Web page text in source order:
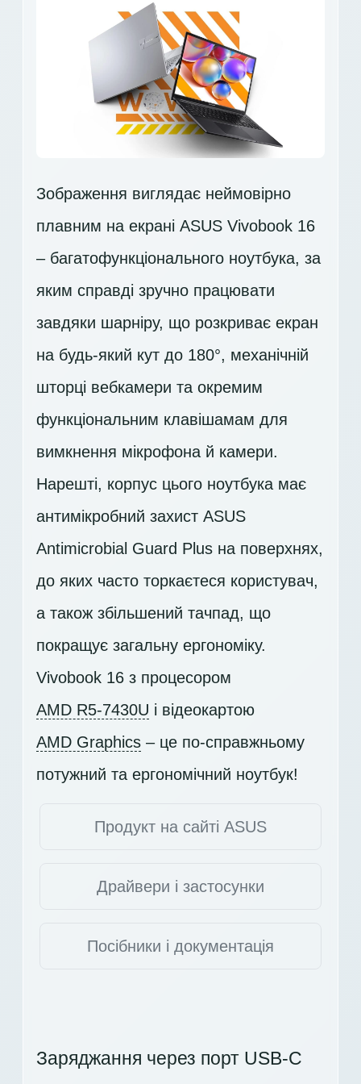
Зображення виглядає неймовірно
плавним на екрані ASUS Vivobook 16
– багатофункціонального ноутбука, за
яким справді зручно працювати
завдяки шарніру, що розкриває екран
на будь-який кут до 180°, механічній
шторці вебкамери та окремим
функціональним клавішамам для
вимкнення мікрофона й камери.
Нарешті, корпус цього ноутбука має
антимікробний захист ASUS
Antimicrobial Guard Plus на поверхнях,
до яких часто торкаєтеся користувач,
а також збільшений тачпад, що
покращує загальну ергономіку.
Vivobook 16 з процесором
AMD R5-7430U і відеокартою
AMD Graphics – це по-справжньому
потужний та ергономічний ноутбук!
Продукт на сайті ASUS
Драйвери і застосунки
Посібники і документація
Заряджання через порт USB-C